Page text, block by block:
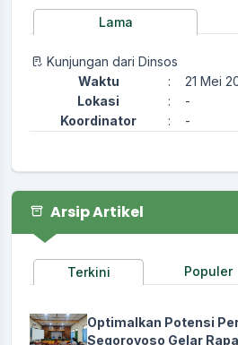
Lama
Kunjungan dari Dinsos
Waktu
:
21 Mei
Lokasi
:
-
Koordinator
: -
Arsip Artikel
Terkini Populer
Optimalkan Potensi
Segoroyoso Gelar